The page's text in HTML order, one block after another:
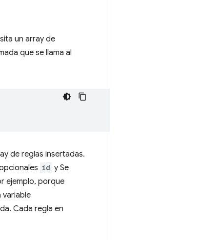
un array de
que se llama al
de reglas insertadas.
id y Se
ejemplo, porque
variable
Cada regla en